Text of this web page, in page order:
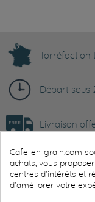
Torréfaction
Départ sous
Livraison
Paiement
Avis client
Cafe-en-grain.com
achats, vous
centres d'intérêts et
d'améliorer votre